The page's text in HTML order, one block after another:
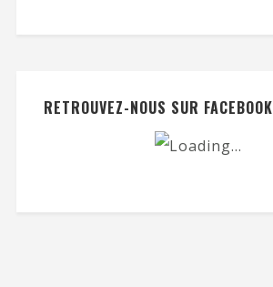
RETROUVEZ-NOUS SUR FACEBOOK